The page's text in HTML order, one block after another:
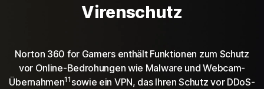
Virenschutz
Norton 360 for Gamers enthält Funktionen zum Schutz
vor Online-Bedrohungen wie Malware und Webcam-
Übernahmen11 sowie ein VPN, das Ihren Schutz vor DDoS-